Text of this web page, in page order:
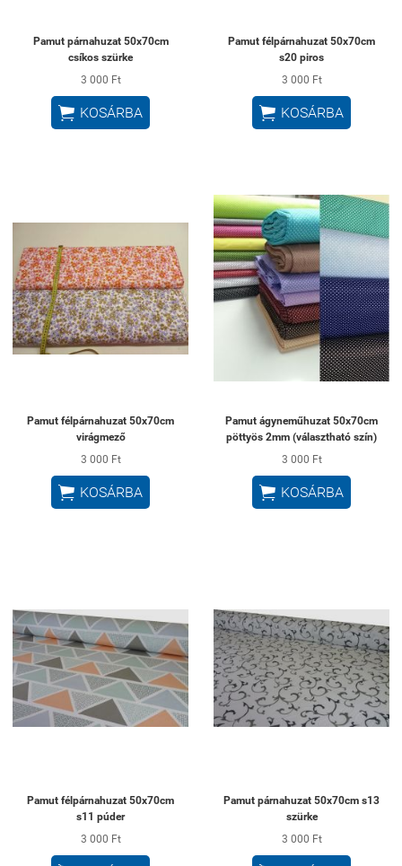
Pamut párnahuzat 50x70cm
csíkos szürke
3 000 Ft
 KOSÁRBA
Pamut félpárnahuzat 50x70cm
s20 piros
3 000 Ft
 KOSÁRBA
Pamut félpárnahuzat 50x70cm
virágmező
3 000 Ft
 KOSÁRBA
Pamut ágyneműhuzat 50x70cm
pöttyös 2mm (választható szín)
3 000 Ft
 KOSÁRBA
Pamut félpárnahuzat 50x70cm
s11 púder
3 000 Ft
Pamut párnahuzat 50x70cm s13
szürke
3 000 Ft